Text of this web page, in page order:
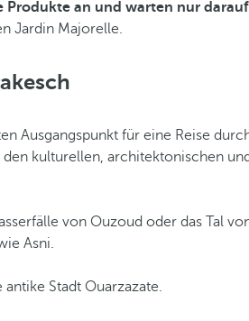
Produkte an und warten nur
Jardin Majorelle.
Ausgangspunkt für eine Reise
kulturellen, architektonischen
von Ouzoud oder das Tal
Asni.
Stadt Ouarzazate.